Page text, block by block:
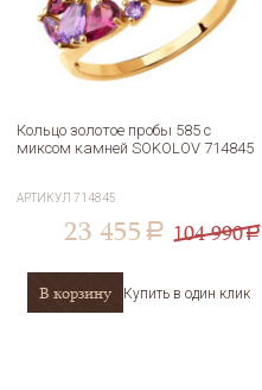
Кольцо золотое пробы 585 с
миксом камней SOKOLOV 714845
АРТИКУЛ714845
23 455 a 104 990a
В корзину Купить в один клик